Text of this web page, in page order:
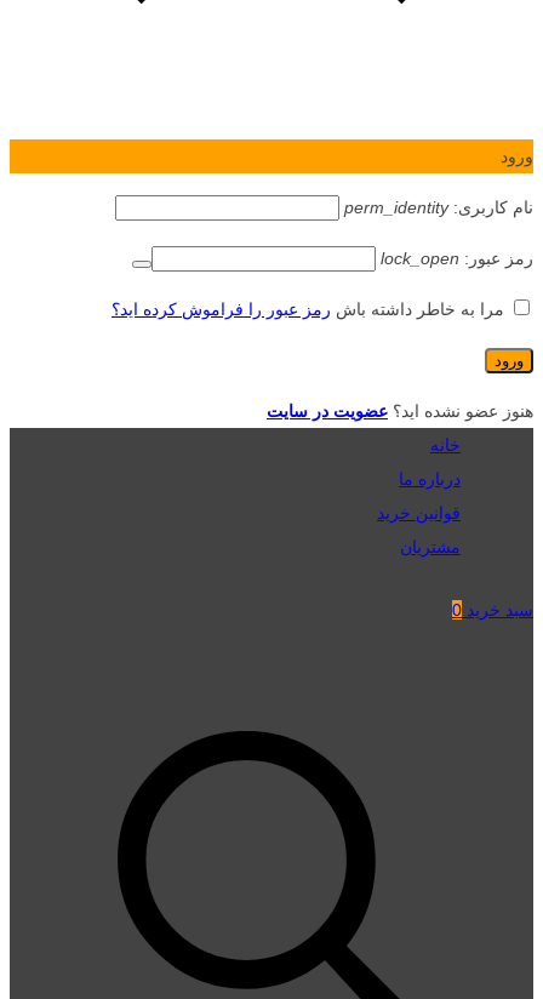
ورود
نام کاربری:perm_identity
رمز عبور: lock_open
مرا به خاطر داشته باش رمز عبور را فراموش کرده اید؟
هنوز عضو نشده اید؟ عضویت در سایت
خانه
درباره ما
قوانین خرید
مشتریان
سبد خرید 0